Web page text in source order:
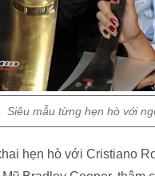
Siêu mẫu từng hẹn hò với
hẹn hò với Cristiano